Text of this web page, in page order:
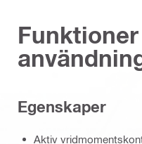
Egenskaper
Aktiv